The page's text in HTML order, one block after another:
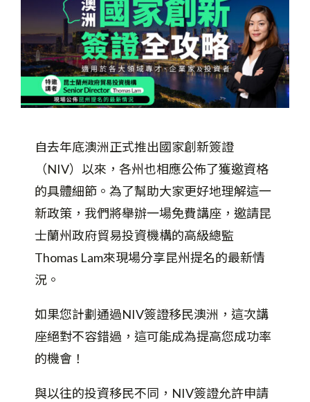
自去年底澳洲正式推出國家創新簽證
（NIV）以來，各州也相應公佈了獲邀資格
的具體細節。為了幫助大家更好地理解這一
新政策，我們將舉辦一場免費講座，邀請昆
士蘭州政府貿易投資機構的高級總監
Thomas Lam來現場分享昆州提名的最新情
況。
如果您計劃通過NIV簽證移民澳洲，這次講
座絕對不容錯過，這可能成為提高您成功率
的機會！
與以往的投資移民不同，NIV簽證允許申請